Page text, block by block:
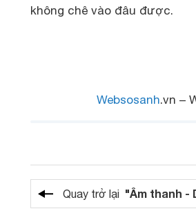
không chê vào đâu được.
Websosanh.vn –
Quay trở lại "Âm thanh -